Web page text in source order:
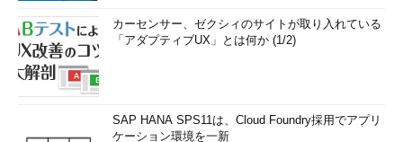
カーセンサー、ゼクシィのサイトが取り入れている
「アダプティブUX」とは何か (1/2)
SAP HANA SPS11は、Cloud Foundry採用でアプリ
ケーション環境を一新